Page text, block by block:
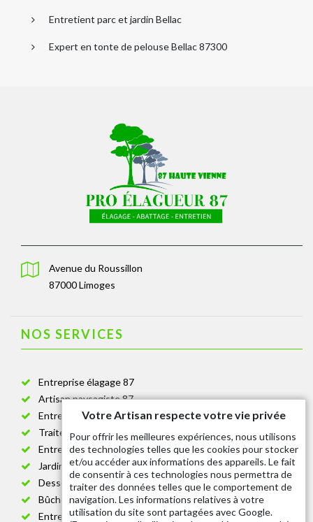
Entretient parc et jardin Bellac
Expert en tonte de pelouse Bellac 87300
Avenue du Roussillon
87000 Limoges
NOS SERVICES
Entreprise élagage 87
Artisan paysagiste 87
Entreprise de jardinage 87
Traitement anti-chenille 87
Entreprise abattage arbre 87
Jardinier taille de haie 87
Dessouchage arbre et haie 87
Bûcheron 87
Entretien espace vert cimetière 87
Votre Artisan respecte votre vie privée
Pour offrir les meilleures expériences, nous utilisons
des technologies telles que les cookies pour stocker
et/ou accéder aux informations des appareils. Le fait
de consentir à ces technologies nous permettra de
traiter des données telles que le comportement de
navigation. Les informations relatives à votre
utilisation du site sont partagées avec Google.